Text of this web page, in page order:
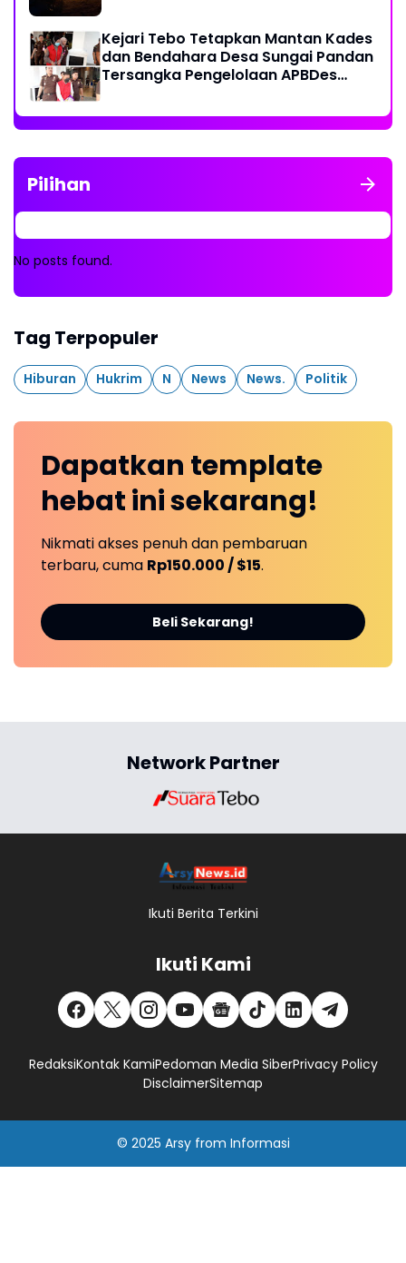
Kejari Tebo Tetapkan Mantan Kades
dan Bendahara Desa Sungai Pandan
Tersangka Pengelolaan APBDes
Pilihan
No posts found.
Tag Terpopuler
Hiburan Hukrim N News News. Politik
Dapatkan template
hebat inisekarang!
Nikmati akses penuh dan pembaruan
terbaru, cuma Rp150.000 / $15.
Beli Sekarang!
Network Partner
Ikuti Berita Terkini
Ikuti Kami
RedaksiKontak KamiPedoman Media SiberPrivacy Policy
DisclaimerSitemap
© 2025 Arsyfrom Informasi